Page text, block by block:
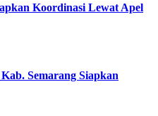
Koordinasi Lewat Apel
Semarang Siapkan